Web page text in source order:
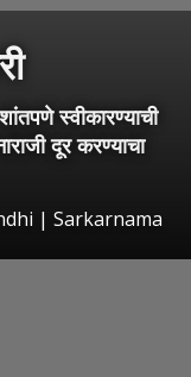
स्वीकारण्याची
दूर करण्याचा
| Sarkarnama